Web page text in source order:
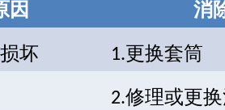
因 消
坏 1.更换套筒
2.修理或更